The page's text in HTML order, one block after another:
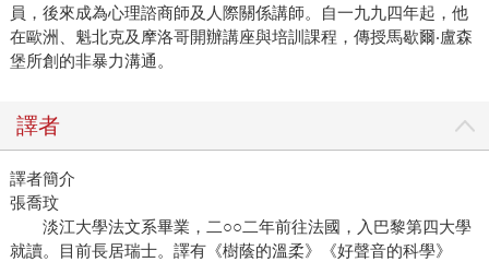
員，後來成為心理諮商師及人際關係講師。自一九九四年起，他
在歐洲、魁北克及摩洛哥開辦講座與培訓課程，傳授馬歇爾‧盧森
堡所創的非暴力溝通。
譯者
譯者簡介
張喬玟
淡江大學法文系畢業，二○○二年前往法國，入巴黎第四大學
就讀。目前長居瑞士。譯有《樹蔭的溫柔》《好聲音的科學》